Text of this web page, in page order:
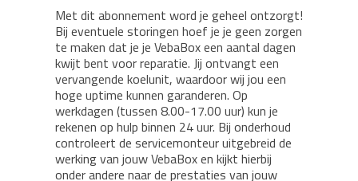
Met dit abonnement word je geheel ontzorgt!
Bij eventuele storingen hoef je je geen zorgen
te maken dat je je VebaBox een aantal dagen
kwijt bent voor reparatie. Jij ontvangt een
vervangende koelunit, waardoor wij jou een
hoge uptime kunnen garanderen. Op
werkdagen (tussen 8.00-17.00 uur) kun je
rekenen op hulp binnen 24 uur. Bij onderhoud
controleert de servicemonteur uitgebreid de
werking van jouw VebaBox en kijkt hierbij
onder andere naar de prestaties van jouw